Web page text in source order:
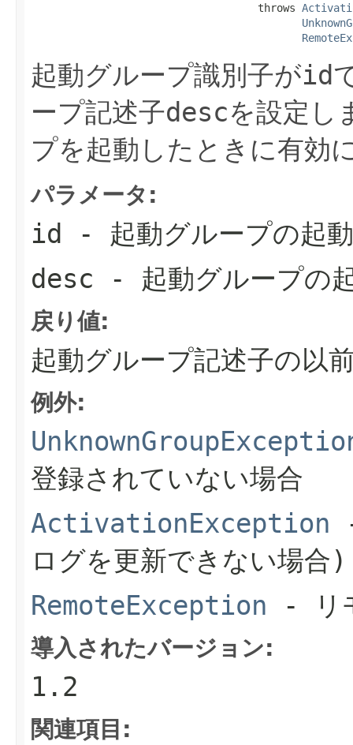
                                    throws
起動グループ識別子がid
ープ記述子descを設定し
プを起動したときに有効
パラメータ:
id - 起動グループの起
desc - 起動グループの
戻り値:
起動グループ記述子の以
例外:
登録されていない場合
ActivationException
ログを更新できない場合)
RemoteException - リ
導入されたバージョン:
1.2
関連項目: